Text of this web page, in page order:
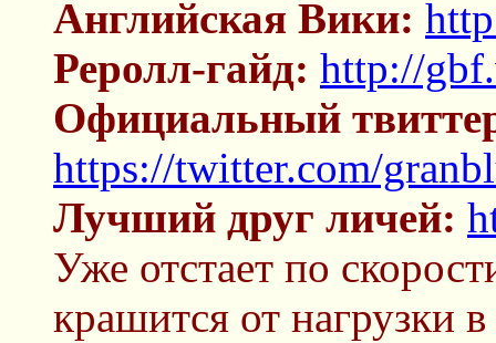
Английская Вики:
Реролл-гайд: http://
Официальный
https://twitter.com/
Лучший друг личей:
Уже отстает по
крашится от нагрузки